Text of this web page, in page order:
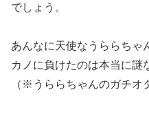
でしょう。
あんなに天使なうららちゃ
カノに負けたのは本当に謎
（※うららちゃんのガチオ